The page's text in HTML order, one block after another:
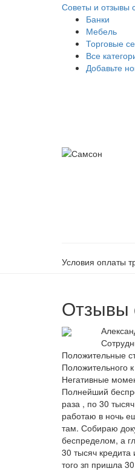
Советы и отзывы
Банки
Мебель
Торговые
Все
Добавьте
Условия оплаты
Отзывы
Положительные
Положительного
Негативные
Полнейший
раза , по 30
работаю в ночь
там. Собираю
беспределом, а
30 тысяч кредита
того зп пришла